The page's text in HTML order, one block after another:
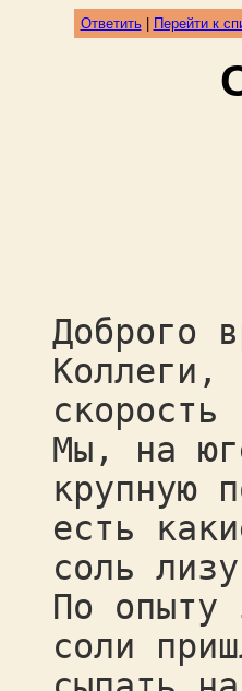
Ответить| Перейти к
Доброго
Коллеги,
скорость
Мы, на
крупную
есть
соль
По опыту
соли